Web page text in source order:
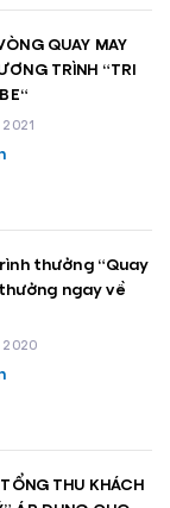
QUAY MAY
TRÌNH “TRI
thưởng “Quay
ngay về
2020
THU KHÁCH